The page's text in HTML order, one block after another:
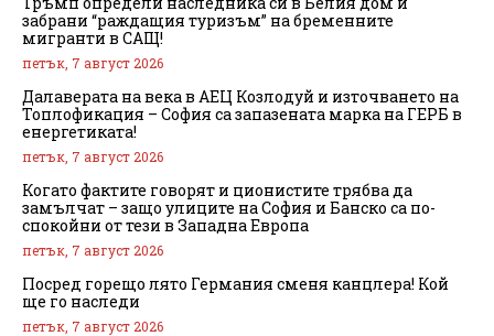
забрани “раждащия туризъм” на бременните
мигранти в САЩ!
петък, 7 август 2026
Далаверата на века в АЕЦ Козлодуй и източването на
Топлофикация – София са запазената марка на ГЕРБ в
енергетиката!
петък, 7 август 2026
Когато фактите говорят и ционистите трябва да
замълчат – защо улиците на София и Банско са по-
спокойни от тези в Западна Европа
петък, 7 август 2026
Посред горещо лято Германия сменя канцлера! Кой
ще го наследи
петък, 7 август 2026